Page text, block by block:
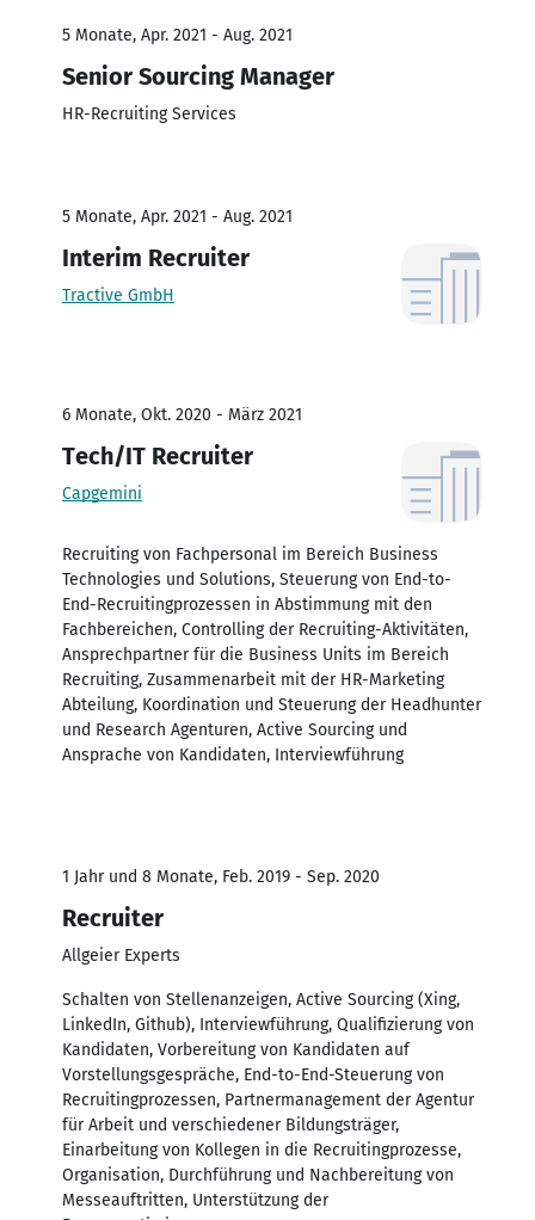
5 Monate, Apr. 2021 - Aug. 2021
Senior Sourcing Manager
HR-Recruiting Services
5 Monate, Apr. 2021 - Aug. 2021
Interim Recruiter
Tractive GmbH
6 Monate, Okt. 2020 - März 2021
Tech/IT Recruiter
Capgemini
Recruiting von Fachpersonal im Bereich Business
Technologies und Solutions, Steuerung von End-to-
End-Recruitingprozessen in Abstimmung mit den
Fachbereichen, Controlling der Recruiting-Aktivitäten,
Ansprechpartner für die Business Units im Bereich
Recruiting, Zusammenarbeit mit der HR-Marketing
Abteilung, Koordination und Steuerung der Headhunter
und Research Agenturen, Active Sourcing und
Ansprache von Kandidaten, Interviewführung
1 Jahr und 8 Monate, Feb. 2019 - Sep. 2020
Recruiter
Allgeier Experts
Schalten von Stellenanzeigen, Active Sourcing (Xing,
LinkedIn, Github), Interviewführung, Qualifizierung von
Kandidaten, Vorbereitung von Kandidaten auf
Vorstellungsgespräche, End-to-End-Steuerung von
Recruitingprozessen, Partnermanagement der Agentur
für Arbeit und verschiedener Bildungsträger,
Einarbeitung von Kollegen in die Recruitingprozesse,
Organisation, Durchführung und Nachbereitung von
Messeauftritten, Unterstützung der